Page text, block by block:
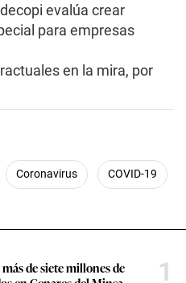
evalúa crear
para empresas
en la mira, por
Coronavirus COVID-19
de siete millones de
1